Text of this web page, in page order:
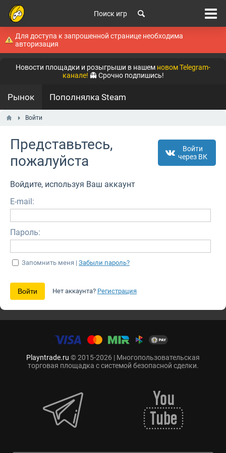
Поиск игр
Для доступа к запрошенной странице необходима
авторизация
Новости площадки и розыгрыши в нашем новом Telegram-
канале! 👻 Срочно подпишись!
Рынок Пополнялка Steam
Войти
Представьтесь,
пожалуйста
Войти
через ВК
Войдите, используя Ваш аккаунт
E-mail:
Пароль:
Запомнить меня | Забыли пароль?
Нет аккаунта? Регистрация
Playntrade.ru © 2015-2026 | Многопользовательская
торговая площадка с системой безопасной сделки.